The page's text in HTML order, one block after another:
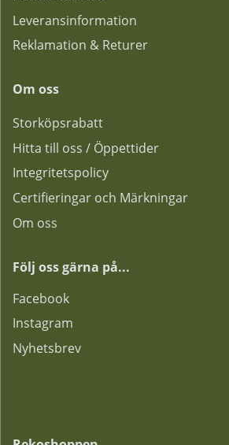
Leveransinformation
Reklamation & Returer
Om oss
Storköpsrabatt
Hitta till oss / Öppettider
Integritetspolicy
Certifieringar och Märkningar
Om oss
Följ oss gärna på...
Facebook
Instagram
Nyhetsbrev